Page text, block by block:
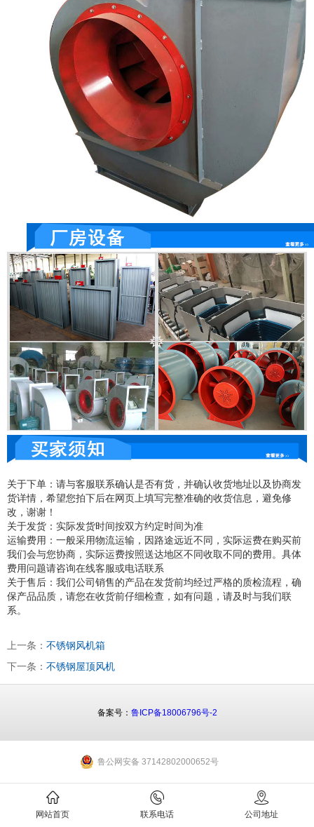
关于下单：请与客服联系确认是否有货，并确认收货地址以及协商发
货详情，希望您拍下后在网页上填写完整准确的收货信息，避免修
改，谢谢！
关于发货：实际发货时间按双方约定时间为准
运输费用：一般采用物流运输，因路途远近不同，实际运费在购买前
我们会与您协商，实际运费按照送达地区不同收取不同的费用。具体
费用问题请咨询在线客服或电话联系
关于售后：我们公司销售的产品在发货前均经过严格的质检流程，确
保产品品质，请您在收货前仔细检查，如有问题，请及时与我们联
系。
上一条： 不锈钢风机箱
下一条： 不锈钢屋顶风机
网站首页 联系电话 公司地址
备案号： 鲁ICP备18006796号-2
鲁公网安备 37142802000652号